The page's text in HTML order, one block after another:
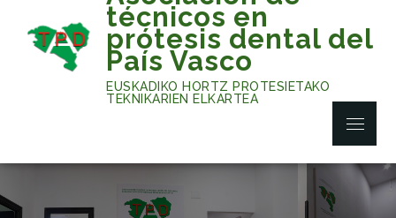
content
técnicos en
prótesis dental del
País Vasco
EUSKADIKO HORTZ PROTESIETAKO
TEKNIKARIEN ELKARTEA
Menu